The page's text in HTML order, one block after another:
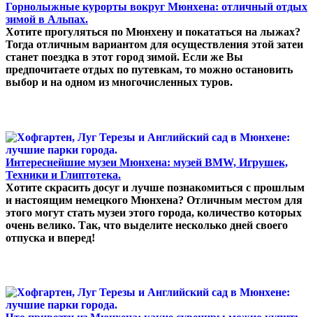
Горнолыжные курорты вокруг Мюнхена: отличный отдых
зимой в Альпах.
Хотите прогуляться по Мюнхену и покататься на лыжах?
Тогда отличным вариантом для осуществления этой затеи
станет поездка в этот город зимой. Если же Вы
предпочитаете отдых по путевкам, то можно остановить
выбор и на одном из многочисленных туров.
Интереснейшие музеи Мюнхена: музей BMW, Игрушек,
Техники и Глиптотека.
Хотите скрасить досуг и лучше познакомиться с прошлым
и настоящим немецкого Мюнхена? Отличным местом для
этого могут стать музеи этого города, количество которых
очень велико. Так, что выделите несколько дней своего
отпуска и вперед!